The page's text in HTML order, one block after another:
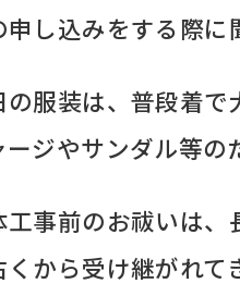
し込みをする際に
服装は、普段着で
ジやサンダル等の
工事前のお祓いは
から受け継がれて